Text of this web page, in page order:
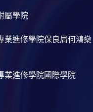
屬學院
業進修學院保良局何鴻燊
業進修學院國際學院